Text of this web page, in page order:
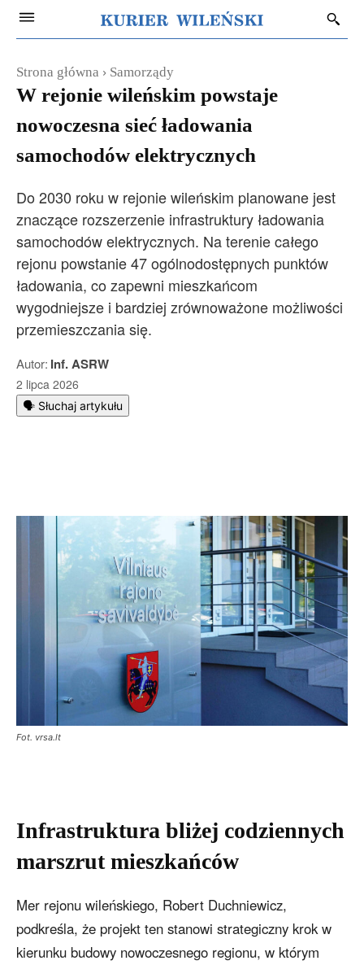
Strona główna Samorządy
W rejonie wileńskim powstaje
nowoczesna sieć ładowania
samochodów elektrycznych
Do 2030 roku w rejonie wileńskim planowane jest
znaczące rozszerzenie infrastruktury ładowania
samochodów elektrycznych. Na terenie całego
rejonu powstanie 47 ogólnodostępnych punktów
ładowania, co zapewni mieszkańcom
wygodniejsze i bardziej zrównoważone możliwości
przemieszczania się.
Autor: Inf. ASRW
2 lipca 2026
🗣️ Słuchaj artykułu
Fot. vrsa.lt
Infrastruktura bliżej codziennych
marszrut mieszkańców
Mer rejonu wileńskiego, Robert Duchniewicz,
podkreśla, że projekt ten stanowi strategiczny krok w
kierunku budowy nowoczesnego regionu, w którym